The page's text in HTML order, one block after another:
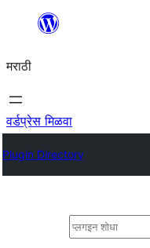
सामुग्रीवर
मराठी
वर्डप्रेस मिळवा
Plugin Directory
शोधा